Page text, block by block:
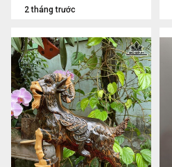
2 tháng trước